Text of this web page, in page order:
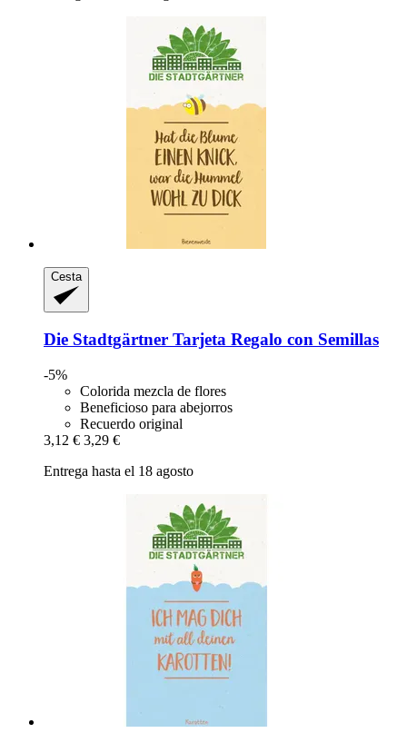
Cesta
Die Stadtgärtner Tarjeta Regalo con Semillas
-5%
Colorida mezcla de flores
Beneficioso para abejorros
Recuerdo original
3,12 € 3,29 €
Entrega hasta el 18 agosto